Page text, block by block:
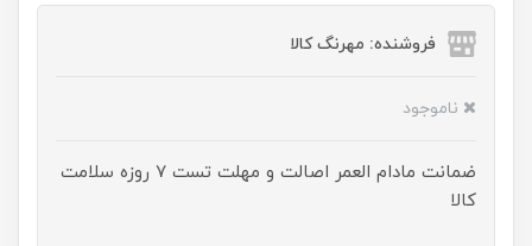
فروشنده: مهرنگ کالا
ناموجود
ضمانت مادام العمر اصالت و مهلت تست ۷ روزه سلامت
کالا